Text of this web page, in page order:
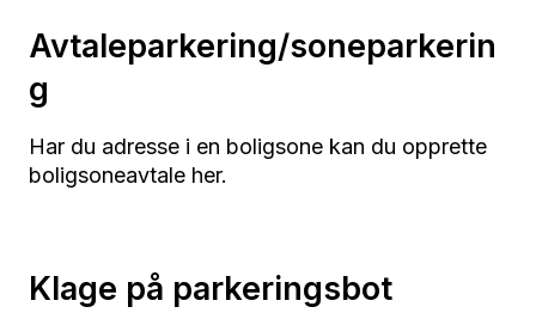
Avtaleparkering/soneparkerin
g
Har du adresse i en boligsone kan du opprette
boligsoneavtale her.
Klage på parkeringsbot